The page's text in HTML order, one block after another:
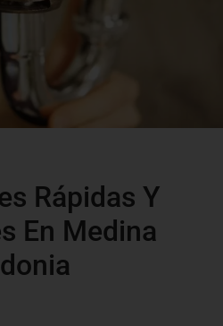
Rápidas Y
En Medina